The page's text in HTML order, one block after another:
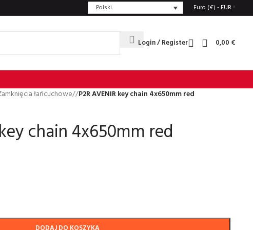
Polski Euro (€) - EUR
Login / Register 0,00 €
łańcuchowe/ P2R AVENIR key chain 4x650mm red
chain 4x650mm red